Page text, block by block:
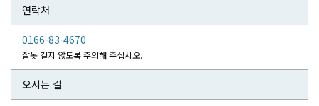
연락처
0166-83-4670
잘못 걸지 않도록 주의해 주십시오.
오시는 길